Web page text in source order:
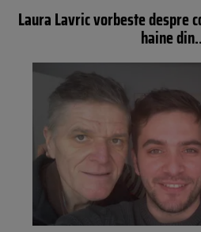
Laura Lavric vorbeste despre
haine